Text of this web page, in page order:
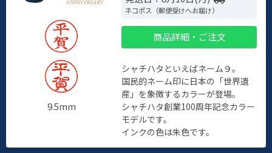
9.5mm
ネコポス（郵便受けへお届け）
商品詳細・ご注文
シャチハタといえばネーム９。
国民的ネーム印に日本の「世界遺
産」を象徴するカラーが登場。
シャチハタ創業100周年記念カラー
モデルです。
インクの色は朱色です。